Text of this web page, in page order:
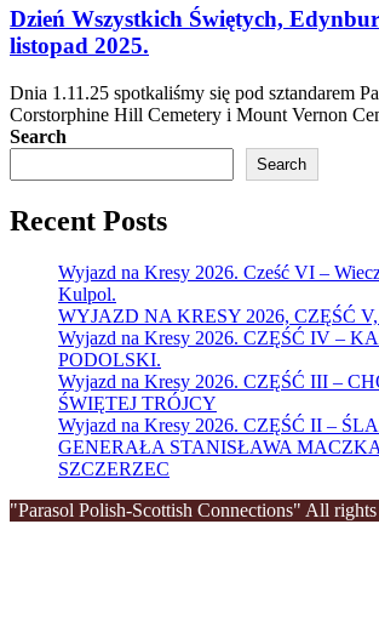
Dzień Wszystkich Świętych,
listopad 2025.
Dnia 1.11.25 spotkaliśmy się pod sztandarem
Corstorphine Hill Cemetery i Mount Vernon
Search
Search
Recent Posts
Wyjazd na Kresy 2026. Cześć VI –
Kulpol.
WYJAZD NA KRESY 2026, CZĘŚĆ
Wyjazd na Kresy 2026. CZĘŚĆ IV –
PODOLSKI.
Wyjazd na Kresy 2026. CZĘŚĆ III –
ŚWIĘTEJ TRÓJCY
Wyjazd na Kresy 2026. CZĘŚĆ II –
GENERAŁA STANISŁAWA
SZCZERZEC
"Parasol Polish-Scottish Connections" All rights